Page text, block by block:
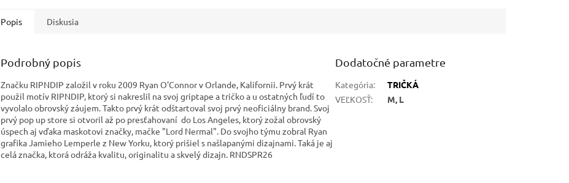
Popis Diskusia
Podrobný popis
Značku RIPNDIP založil v roku 2009 Ryan O'Connor v Orlande, Kalifornii. Prvý krát
použil motív RIPNDIP, ktorý si nakreslil na svoj griptape a tričko a u ostatných ľudí to
vyvolalo obrovský záujem. Takto prvý krát odštartoval svoj prvý neoficiálny brand. Svoj
prvý pop up store si otvoril až po presťahovaní do Los Angeles, ktorý zožal obrovský
úspech aj vďaka maskotovi značky, mačke "Lord Nermal". Do svojho týmu zobral Ryan
grafika Jamieho Lemperle z New Yorku, ktorý prišiel s našlapanými dizajnami. Taká je aj
celá značka, ktorá odráža kvalitu, originalitu a skvelý dizajn. RNDSPR26
Dodatočné parametre
Kategória:
TRIČKÁ
VEĽKOSŤ: M, L